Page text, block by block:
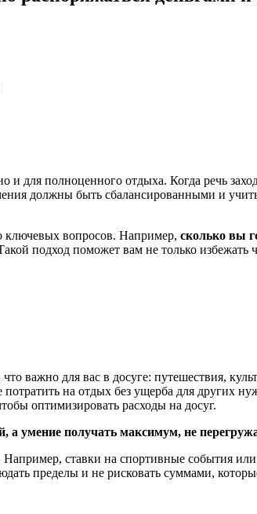
для полноценного отдыха. Когда речь
должны быть сбалансированными и
ключевых вопросов. Например, сколько вы
подход поможет вам не только избежать
важно для вас в досуге: путешествия,
на отдых без ущерба для других
оптимизировать расходы на досуг.
а умение получать максимум, не
ставки на спортивные события
пределы и не рисковать суммами,